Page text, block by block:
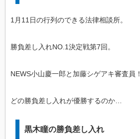
1月11日の行列のできる法律相談所。
勝負差し入れNO.1決定戦第7回。
NEWS小山慶一郎と加藤シゲアキ審査員！
どの勝負差し入れが優勝するのか…
黒木瞳の勝負差し入れ